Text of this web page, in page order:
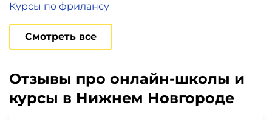
Курсы по фрилансу
Смотреть все
Отзывы про онлайн-школы и
курсы в Нижнем Новгороде